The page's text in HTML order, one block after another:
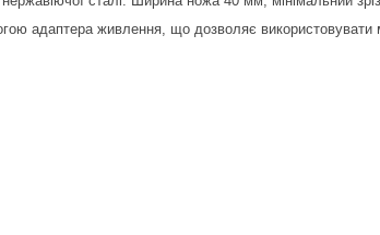
адаптера живлення, що дозволяє використовувати